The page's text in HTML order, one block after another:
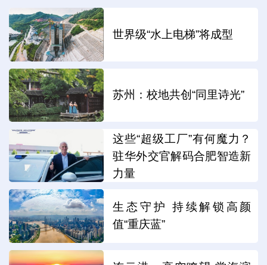
世界级“水上电梯”将成型
苏州：校地共创“同里诗光”
这些“超级工厂”有何魔力？
驻华外交官解码合肥智造新
力量
生态守护 持续解锁高颜
值“重庆蓝”